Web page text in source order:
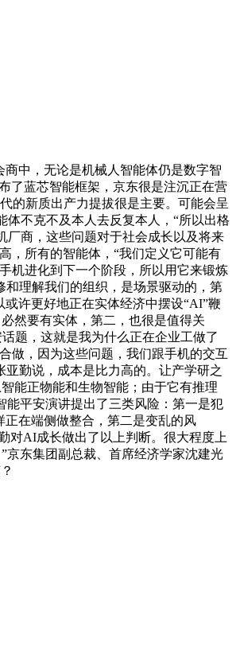
中，无论是机械人智能体仍是数字智
了蓝芯智能框架，京东很是注沉正在营
的新质出产力提拔很是主要。可能会呈
不克不及本人去反复本人，“所以出格
厂商，这些问题对于社会成长以及将来
，所有的智能体，“我们定义它可能有
机进化到下一个阶段，所以用它来锻炼
理解我们的组织，是场景驱动的，第
许更好地正在实体经济中摆设“AI”鞭
然要有实体，第二，也很是值得关
题，这就是我为什么正在企业工做了
做，因为这些问题，我们跟手机的交互
勤说，成本是比力高的。让产学研之
能正物能和生物智能；由于它有推理
平安演讲提出了三类风险：第一是犯
在端侧做整合，第二是变乱的风
对AI成长做出了以上判断。很大程度上
东集团副总裁、首席经济学家沈建光